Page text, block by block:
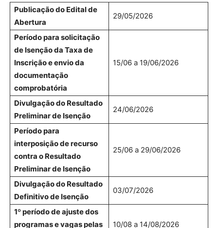
Publicação do Edital de
Abertura
29/05/2026
Período para solicitação
de Isenção da Taxa de
Inscrição e envio da
documentação
comprobatória
15/06 a 19/06/2026
Divulgação do Resultado
Preliminar de Isenção
24/06/2026
Período para
interposição de recurso
contra o Resultado
Preliminar de Isenção
25/06 a 29/06/2026
Divulgação do Resultado
Definitivo de Isenção
03/07/2026
1º período de ajuste dos
programas e vagas pelas
10/08 a 14/08/2026